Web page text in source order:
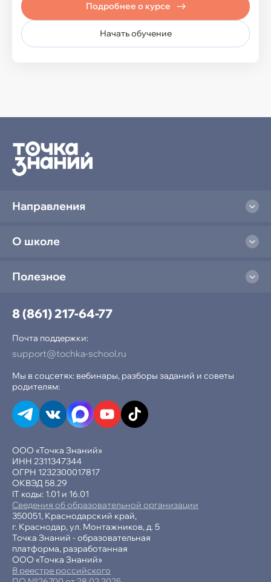
Подготовка к школе
Начать обучение
Подробнее о курсе
ООО «Точка Знаний»
ИНН 2311347344
ОГРН 1232300017817
ОКВЭД 58.29
IT коды: 1.01 и 16.01
Сведения об образовательной организации
350051, Краснодарский край,
г. Краснодар, ул. Монтажников, д. 5
Точка Знаний - образовательная
платформа, разработанная
ООО «Точка Знаний»
В реестре российского
Направления
О школе
Полезное
8 (861) 217-64-77
Почта поддержки:
support@tochka-school.ru
Мы в соцсетях: вебинары, разборы заданий и советы
родителям: